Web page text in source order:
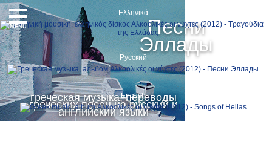
Песни
Эллады
греческая музыка, переводы
греческих песен на русский и
английский языки
Ελληνικά
Русский
English
MENU